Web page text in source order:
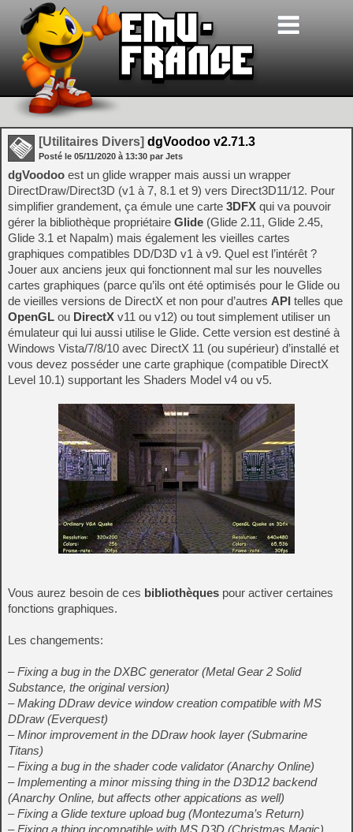
[Utilitaires Divers] dgVoodoo v2.71.3
Posté le 05/11/2020 à 13:30 par Jets
dgVoodoo est un glide wrapper mais aussi un wrapper
DirectDraw/Direct3D (v1 à 7, 8.1 et 9) vers Direct3D11/12. Pour
simplifier grandement, ça émule une carte 3DFX qui va pouvoir
gérer la bibliothèque propriétaire Glide (Glide 2.11, Glide 2.45,
Glide 3.1 et Napalm) mais également les vieilles cartes
graphiques compatibles DD/D3D v1 à v9. Quel est l’intérêt ?
Jouer aux anciens jeux qui fonctionnent mal sur les nouvelles
cartes graphiques (parce qu’ils ont été optimisés pour le Glide ou
de vieilles versions de DirectX et non pour d’autres API telles que
OpenGL ou DirectX v11 ou v12) ou tout simplement utiliser un
émulateur qui lui aussi utilise le Glide. Cette version est destiné à
Windows Vista/7/8/10 avec DirectX 11 (ou supérieur) d’installé et
vous devez posséder une carte graphique (compatible DirectX
Level 10.1) supportant les Shaders Model v4 ou v5.
Vous aurez besoin de ces bibliothèques pour activer certaines
fonctions graphiques.
Les changements:
– Fixing a bug in the DXBC generator (Metal Gear 2 Solid
Substance, the original version)
– Making DDraw device window creation compatible with MS
DDraw (Everquest)
– Minor improvement in the DDraw hook layer (Submarine
Titans)
– Fixing a bug in the shader code validator (Anarchy Online)
– Implementing a minor missing thing in the D3D12 backend
(Anarchy Online, but affects other appications as well)
– Fixing a Glide texture upload bug (Montezuma’s Return)
– Fixing a thing incompatible with MS D3D (Christmas Magic)